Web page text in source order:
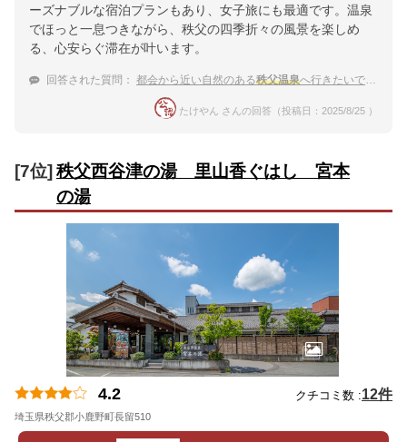
ーズナブルな宿泊プランもあり、女子旅にも最適です。温泉
でほっと一息つきながら、秩父の四季折々の風景を楽しめ
る、心安らぐ滞在が叶います。
回答された質問： 都会から近い自然のある秩父温泉へ行きたいです。
たけやん さんの回答（投稿日：2025/8/25 ）
[7位] 秩父西谷津の湯 里山香ぐはし 宮本
の湯
4.2 クチコミ数 :12件
埼玉県秩父郡小鹿野町長留510